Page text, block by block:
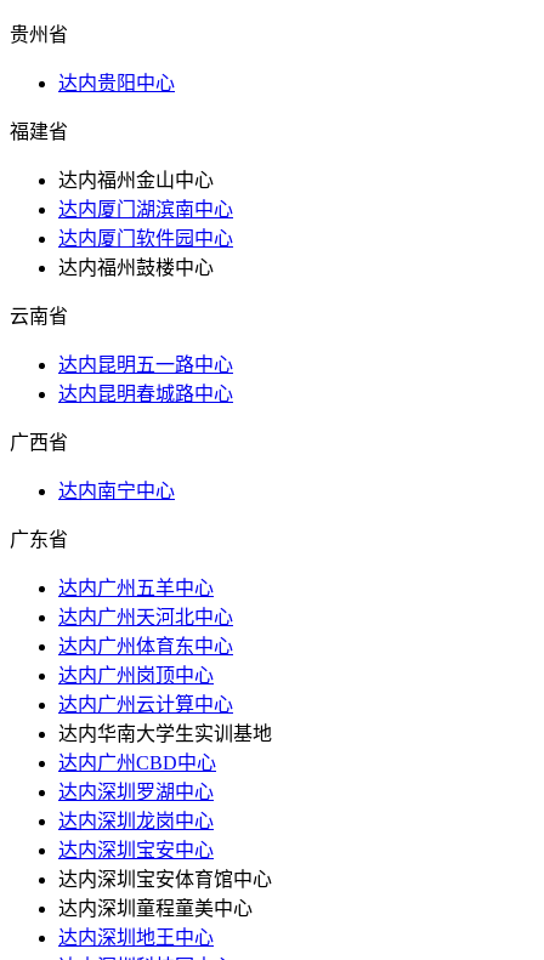
贵州省
达内贵阳中心
福建省
达内福州金山中心
达内厦门湖滨南中心
达内厦门软件园中心
达内福州鼓楼中心
云南省
达内昆明五一路中心
达内昆明春城路中心
广西省
达内南宁中心
广东省
达内广州五羊中心
达内广州天河北中心
达内广州体育东中心
达内广州岗顶中心
达内广州云计算中心
达内华南大学生实训基地
达内广州CBD中心
达内深圳罗湖中心
达内深圳龙岗中心
达内深圳宝安中心
达内深圳宝安体育馆中心
达内深圳童程童美中心
达内深圳地王中心